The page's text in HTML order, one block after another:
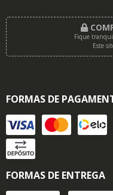
Fique
Este
FORMAS DE
FORMAS DE ENTREGA